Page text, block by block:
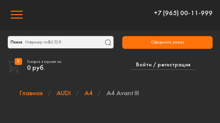
Toggle navigation
+7 (965) 00-11-999
Поиск
Войти / регистрация
0 Товаров в корзине на:
0 руб.
Оформить заказ
Главная AUDI A4 A4 Avant III